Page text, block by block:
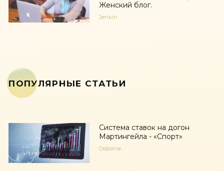
Женский блог.
Jenkin
ПОПУЛЯРНЫЕ СТАТЬИ
Система ставок на догон
Мартингейла - «Спорт»
Osborne